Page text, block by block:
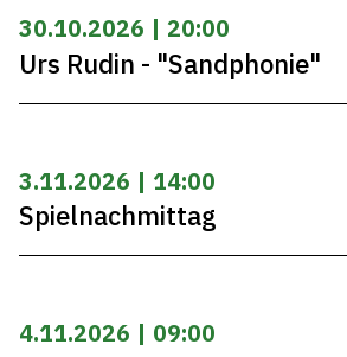
30.10.2026 | 20:00
Urs Rudin - "Sandphonie"
3.11.2026 | 14:00
Spielnachmittag
4.11.2026 | 09:00